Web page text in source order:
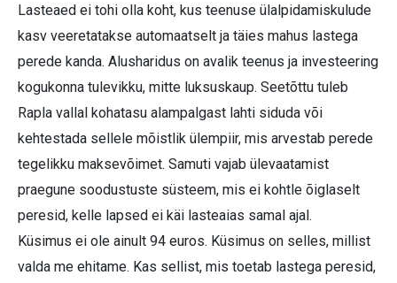
Lasteaed ei tohi olla koht, kus teenuse ülalpidamiskulude
kasv veeretatakse automaatselt ja täies mahus lastega
perede kanda. Alusharidus on avalik teenus ja investeering
kogukonna tulevikku, mitte luksuskaup. Seetõttu tuleb
Rapla vallal kohatasu alampalgast lahti siduda või
kehtestada sellele mõistlik ülempiir, mis arvestab perede
tegelikku maksevõimet. Samuti vajab ülevaatamist
praegune soodustuste süsteem, mis ei kohtle õiglaselt
peresid, kelle lapsed ei käi lasteaias samal ajal.
Küsimus ei ole ainult 94 euros. Küsimus on selles, millist
valda me ehitame. Kas sellist, mis toetab lastega peresid,